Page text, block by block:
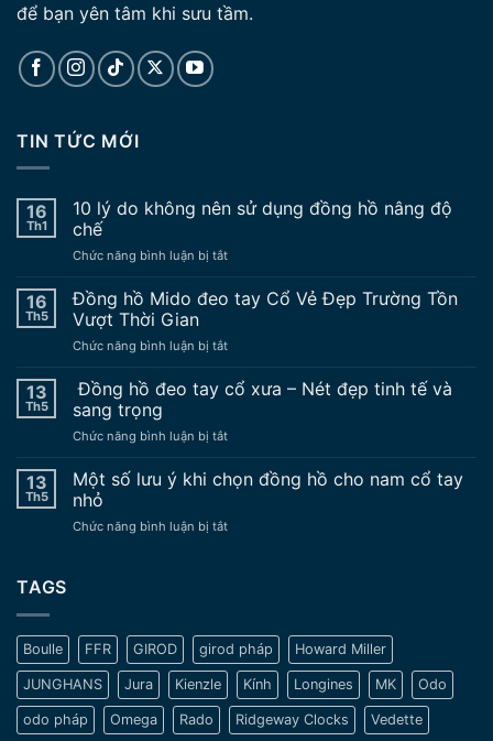
để bạn yên tâm khi sưu tầm.
TIN TỨC MỚI
16
Th1
10 lý do không nên sử dụng đồng hồ nâng độ
chế
Chức năng bình luận bị tắtở
lý
nên
dụng
nâng
chế
16
Th5
Đồng hồ Mido đeo tay Cổ Vẻ Đẹp Trường Tồn
Vượt Thời Gian
Chức năng bình luận bị tắtở
hồ
Mido
tay
Vẻ
Tồn
13
Th5
Đồng hồ đeo tay cổ xưa – Nét đẹp tinh tế và
sang trọng
Chức năng bình luận bị tắtở
hồ
đeo
cổ
tế
và
sang
trọng
13
Th5
Một số lưu ý khi chọn đồng hồ cho nam cổ tay
nhỏ
Chức năng bình luận bị tắtở
chọn
đồng
hồ
cho
nam
cổ
TAGS
Boulle FFR GIROD girod pháp Howard Miller
JUNGHANS Jura Kienzle Kính Longines MK Odo
odo pháp Omega Rado Ridgeway Clocks Vedette